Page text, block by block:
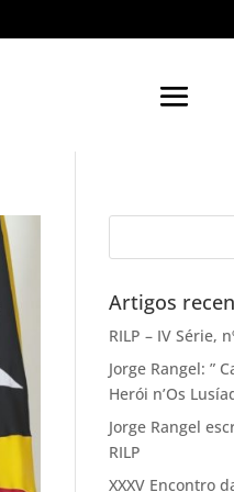
Artigos
RILP – IV Série,
Jorge Rangel: ”
Herói n’Os
Jorge Rangel
RILP
XXXV Encontro